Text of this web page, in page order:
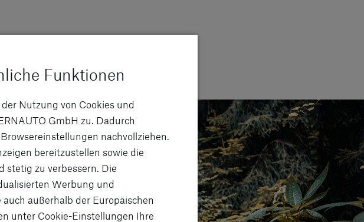
Funktionen
Nutzung von Cookies und
GmbH zu. Dadurch
nachvollziehen.
bereitzustellen sowie die
stetig zu verbessern. Die
Werbung und
außerhalb der Europäischen
unter Cookie-Einstellungen Ihre